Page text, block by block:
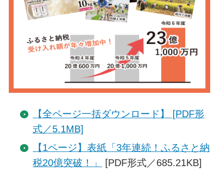
【全ページ一括ダウンロード】 [PDF形
式／5.1MB]
【1ページ】表紙「3年連続！ふるさと納
税20億突破！」
[PDF形式／685.21KB]